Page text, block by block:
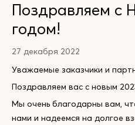
Поздравляем с
годом!
27 декабря 2022
Уважаемые заказчики и
Поздравляем вас с новым
Мы очень благодарны вам,
нами и надеемся на долгое